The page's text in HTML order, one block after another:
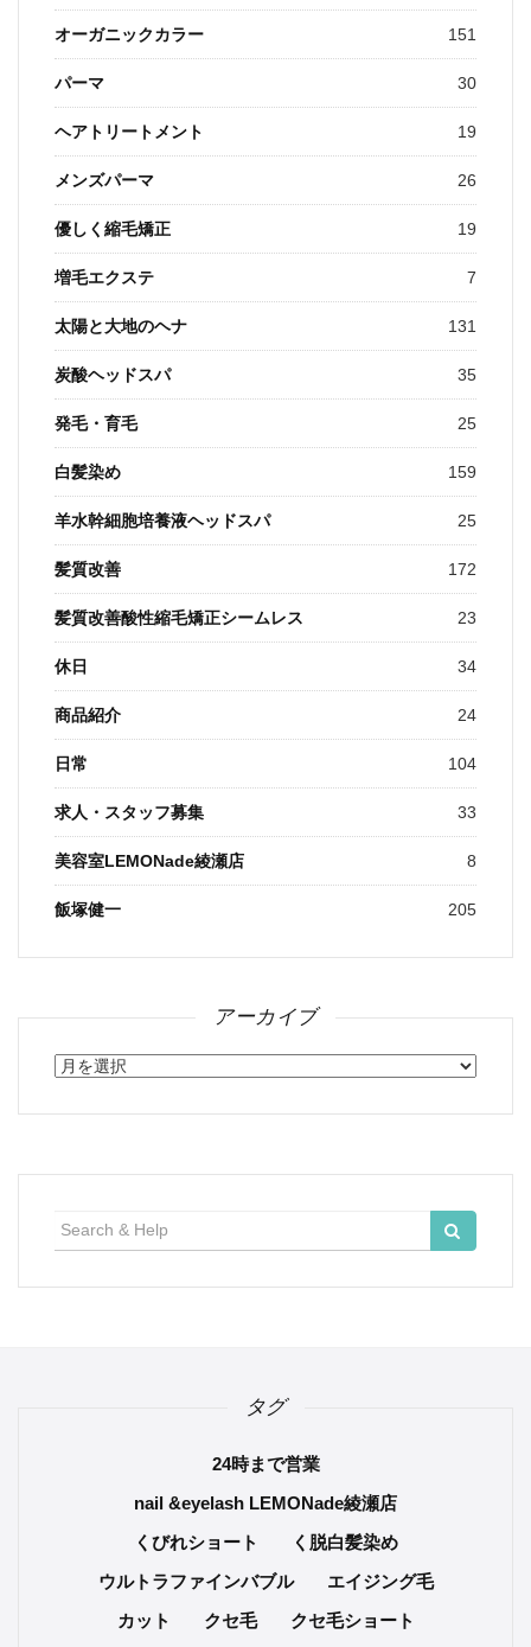
オーガニックカラー 151
パーマ 30
ヘアトリートメント 19
メンズパーマ 26
優しく縮毛矯正 19
増毛エクステ 7
太陽と大地のヘナ 131
炭酸ヘッドスパ 35
発毛・育毛 25
白髪染め 159
羊水幹細胞培養液ヘッドスパ 25
髪質改善 172
髪質改善酸性縮毛矯正シームレス 23
休日 34
商品紹介 24
日常 104
求人・スタッフ募集 33
美容室LEMONade綾瀬店 8
飯塚健一 205
アーカイブ
ア
カ
タグ
24時まで営業
nail &eyelash LEMONade綾瀬店
くびれショート
く脱白髪染め
ウルトラファインバブル
エイジング毛
カット
クセ毛
クセ毛ショート